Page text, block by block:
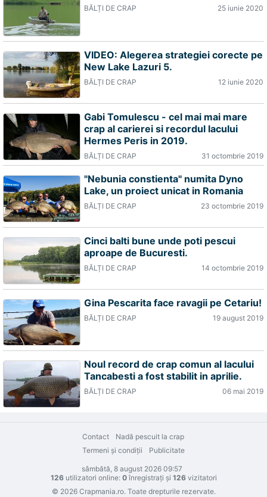
BĂLȚI DE CRAP 25 iunie 2020
VIDEO: Alegerea strategiei corecte pe
New Lake Lazuri 5.
BĂLȚI DE CRAP 12 iunie 2020
Gabi Tomulescu - cel mai mai mare
crap al carierei si recordul lacului
Hermes Peris in 2019.
BĂLȚI DE CRAP 31 octombrie 2019
''Nebunia constienta'' numita Dyno
Lake, un proiect unicat in Romania
BĂLȚI DE CRAP 23 octombrie 2019
Cinci balti bune unde poti pescui
aproape de Bucuresti.
BĂLȚI DE CRAP 14 octombrie 2019
Gina Pescarita face ravagii pe Cetariu!
BĂLȚI DE CRAP 19 august 2019
Noul record de crap comun al lacului
Tancabesti a fost stabilit in aprilie.
BĂLȚI DE CRAP 06 mai 2019
Contact
Nadă pescuit la crap
Termeni şi condiţii
Publicitate
sâmbătă, 8 august 2026 09:57
126utilizatori online: 0înregistraţi şi 126vizitatori
© 2026 Crapmania.ro. Toate drepturile rezervate.